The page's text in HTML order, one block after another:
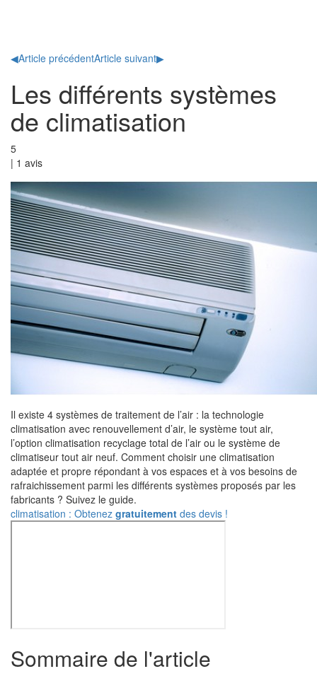
◀Article précédentArticle suivant▶
Les différents systèmes
de climatisation
5
| 1 avis
Il existe 4 systèmes de traitement de l’air : la technologie
climatisation avec renouvellement d’air, le système tout air,
l’option climatisation recyclage total de l’air ou le système de
climatiseur tout air neuf. Comment choisir une climatisation
adaptée et propre répondant à vos espaces et à vos besoins de
rafraichissement parmi les différents systèmes proposés par les
fabricants ? Suivez le guide.
climatisation : Obtenez gratuitement des devis !
Sommaire de l'article